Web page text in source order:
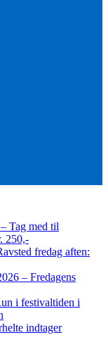
Tag med til
250,-
fredag aften:
– Fredagens
i festivaltiden i
indtager